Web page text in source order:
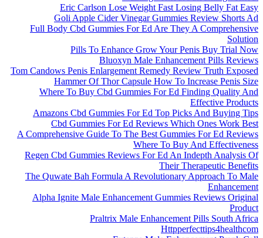
Eric Carlson Lose Weight Fast Losing Belly Fat Easy
Goli Apple Cider Vinegar Gummies Review Shorts Ad
Full Body Cbd Gummies For Ed Are They A Comprehensive
Solution
Pills To Enhance Grow Your Penis Buy Trial Now
Bluoxyn Male Enhancement Pills Reviews
Tom Candows Penis Enlargement Remedy Review Truth Exposed
Hammer Of Thor Capsule How To Increase Penis Size
Where To Buy Cbd Gummies For Ed Finding Quality And
Effective Products
Amazons Cbd Gummies For Ed Top Picks And Buying Tips
Cbd Gummies For Ed Reviews Which Ones Work Best
A Comprehensive Guide To The Best Gummies For Ed Reviews
Where To Buy And Effectiveness
Regen Cbd Gummies Reviews For Ed An Indepth Analysis Of
Their Therapeutic Benefits
The Quwate Bah Formula A Revolutionary Approach To Male
Enhancement
Alpha Ignite Male Enhancement Gummies Reviews Original
Product
Praltrix Male Enhancement Pills South Africa
Httpperfecttips4healthcom